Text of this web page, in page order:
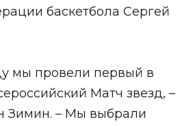
баскетбола Сергей
мы провели первый в
Матч звезд, –
Зимин. – Мы выбрали